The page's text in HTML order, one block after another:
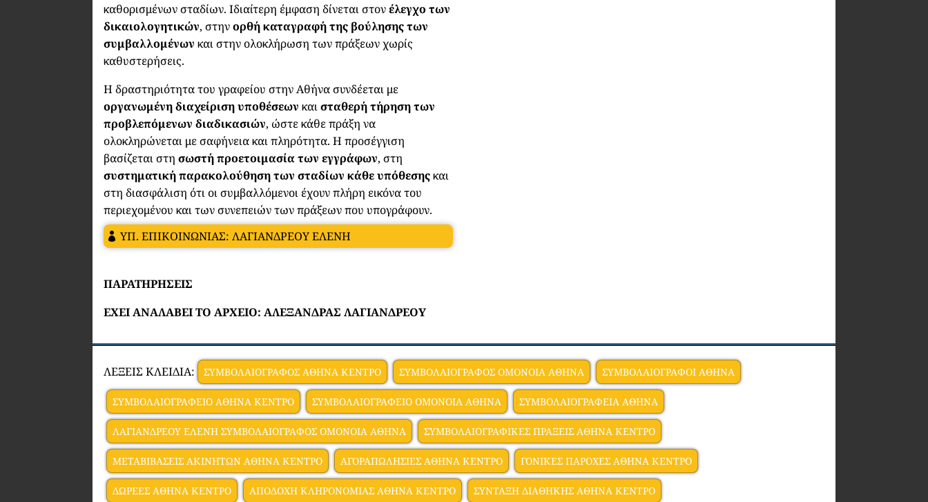
καθορισμένων σταδίων. Ιδιαίτερη έμφαση δίνεται στονέλεγχο των
δικαιολογητικών, στηνορθή καταγραφή της βούλησης των
συμβαλλομένωνκαι στην ολοκλήρωση των πράξεων χωρίς
καθυστερήσεις.
Η δραστηριότητα του γραφείου στην Αθήνα συνδέεται με
οργανωμένη διαχείριση υποθέσεων καισταθερή τήρηση των
προβλεπόμενων διαδικασιών, ώστε κάθε πράξη να
ολοκληρώνεται με σαφήνεια και πληρότητα. Η προσέγγιση
βασίζεται στησωστή προετοιμασία των εγγράφων, στη
συστηματική παρακολούθηση των σταδίων κάθε υπόθεσηςκαι
στη διασφάλιση ότι οι συμβαλλόμενοι έχουν πλήρη εικόνα του
περιεχομένου και των συνεπειών των πράξεων που υπογράφουν.
ΥΠ. ΕΠΙΚΟΙΝΩΝΙΑΣ: ΛΑΓΙΑΝΔΡΕΟΥ ΕΛΕΝΗ
ΠΑΡΑΤΗΡΗΣΕΙΣ
ΕΧΕΙ ΑΝΑΛΑΒΕΙ ΤΟ ΑΡΧΕΙΟ: ΑΛΕΞΑΝΔΡΑΣ ΛΑΓΙΑΝΔΡΕΟΥ
ΛΕΞΕΙΣ ΚΛΕΙΔΙΑ: ΣΥΜΒΟΛΑΙΟΓΡΑΦΟΣ ΑΘΗΝΑ ΚΕΝΤΡΟ ΣΥΜΒΟΛΑΙΟΓΡΑΦΟΣ ΟΜΟΝΟΙΑ ΑΘΗΝΑ ΣΥΜΒΟΛΑΙΟΓΡΑΦΟΙ ΑΘΗΝΑ
ΣΥΜΒΟΛΑΙΟΓΡΑΦΕΙΟ ΑΘΗΝΑ ΚΕΝΤΡΟ ΣΥΜΒΟΛΑΙΟΓΡΑΦΕΙΟ ΟΜΟΝΟΙΑ ΑΘΗΝΑ ΣΥΜΒΟΛΑΙΟΓΡΑΦΕΙΑ ΑΘΗΝΑ
ΛΑΓΙΑΝΔΡΕΟΥ ΕΛΕΝΗ ΣΥΜΒΟΛΑΙΟΓΡΑΦΟΣ ΟΜΟΝΟΙΑ ΑΘΗΝΑ ΣΥΜΒΟΛΑΙΟΓΡΑΦΙΚΕΣ ΠΡΑΞΕΙΣ ΑΘΗΝΑ ΚΕΝΤΡΟ
ΜΕΤΑΒΙΒΑΣΕΙΣ ΑΚΙΝΗΤΩΝ ΑΘΗΝΑ ΚΕΝΤΡΟ ΑΓΟΡΑΠΩΛΗΣΙΕΣ ΑΘΗΝΑ ΚΕΝΤΡΟ ΓΟΝΙΚΕΣ ΠΑΡΟΧΕΣ ΑΘΗΝΑ ΚΕΝΤΡΟ
ΔΩΡΕΕΣ ΑΘΗΝΑ ΚΕΝΤΡΟ ΑΠΟΔΟΧΗ ΚΛΗΡΟΝΟΜΙΑΣ ΑΘΗΝΑ ΚΕΝΤΡΟ ΣΥΝΤΑΞΗ ΔΙΑΘΗΚΗΣ ΑΘΗΝΑ ΚΕΝΤΡΟ